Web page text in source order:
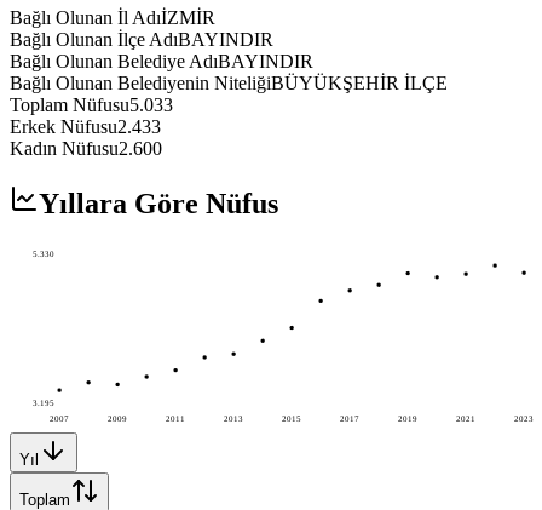
Bağlı Olunan İl AdıİZMİR
Bağlı Olunan İlçe AdıBAYINDIR
Bağlı Olunan Belediye AdıBAYINDIR
Bağlı Olunan Belediyenin NiteliğiBÜYÜKŞEHİR İLÇE
Toplam Nüfusu5.033
Erkek Nüfusu2.433
Kadın Nüfusu2.600
Yıllara Göre Nüfus
2007 2009 2011 2013 2015 2017 2019 2021 2023
5.330
3.195
Yıl
Toplam